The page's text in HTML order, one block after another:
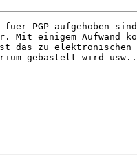
PGP aufgehoben
einigem Aufwand
das zu
gebastelt wird